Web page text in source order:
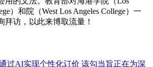
）和院（West Los Angeles College）一
拜访，以此来博取流量！
过AI实现个性化订价 该勾当旨正在为深